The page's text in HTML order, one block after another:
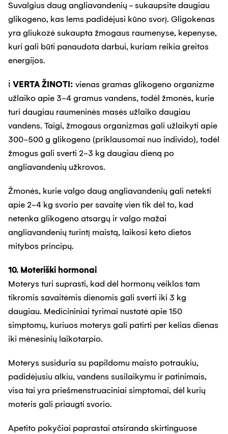
Suvalgius daug angliavandenių - sukaupsite daugiau
glikogeno, kas lems padidėjusi kūno svorį. Gligokenas
yra gliukozė sukaupta žmogaus raumenyse, kepenyse,
kuri gali būti panaudota darbui, kuriam reikia greitos
energijos.
ℹ️ VERTA ŽINOTI: vienas gramas glikogeno organizme
užlaiko apie 3-4 gramus vandens, todėl žmonės, kurie
turi daugiau raumeninės masės užlaiko daugiau
vandens. Taigi, žmogaus organizmas gali užlaikyti apie
300-500 g glikogeno (priklausomai nuo individo), todėl
žmogus gali sverti 2-3 kg daugiau dieną po
angliavandenių užkrovos.
Žmonės, kurie valgo daug angliavandenių gali netekti
apie 2-4 kg svorio per savaitę vien tik dėl to, kad
netenka glikogeno atsargų ir valgo mažai
angliavandenių turintį maistą, laikosi keto dietos
mitybos principų.
10. Moteriški hormonai
Moterys turi suprasti, kad dėl hormonų veiklos tam
tikromis savaitėmis dienomis gali sverti iki 3 kg
daugiau. Medicininiai tyrimai nustatė apie 150
simptomų, kuriuos moterys gali patirti per kelias dienas
iki mėnesinių laikotarpio.
Moterys susiduria su papildomu maisto potraukiu,
padidėjusiu alkiu, vandens susilaikymu ir patinimais,
visa tai yra priešmenstruaciniai simptomai, dėl kurių
moteris gali priaugti svorio.
Apetito pokyčiai paprastai atsiranda skirtinguose